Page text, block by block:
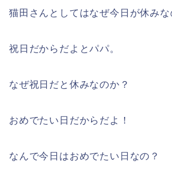
猫田さんとしてはなぜ今日が休みな
祝日だからだよとパパ。
なぜ祝日だと休みなのか？
おめでたい日だからだよ！
なんで今日はおめでたい日なの？